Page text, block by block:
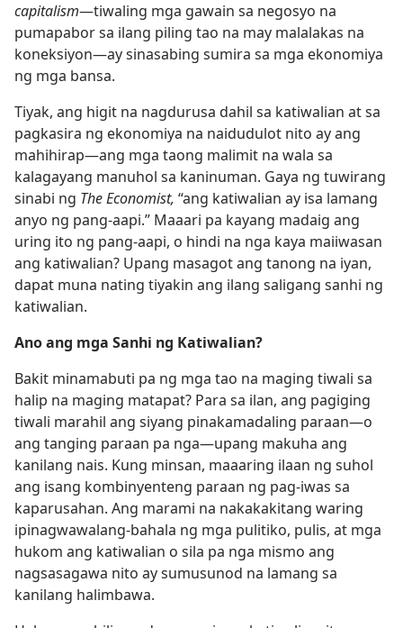
capitalism​—tiwaling mga gawain sa negosyo na
pumapabor sa ilang piling tao na may malalakas na
koneksiyon​—ay sinasabing sumira sa mga ekonomiya
ng mga bansa.
Tiyak, ang higit na nagdurusa dahil sa katiwalian at sa
pagkasira ng ekonomiya na naidudulot nito ay ang
mahihirap​—ang mga taong malimit na wala sa
kalagayang manuhol sa kaninuman. Gaya ng tuwirang
sinabi ng The Economist, “ang katiwalian ay isa lamang
anyo ng pang-aapi.” Maaari pa kayang madaig ang
uring ito ng pang-aapi, o hindi na nga kaya maiiwasan
ang katiwalian? Upang masagot ang tanong na iyan,
dapat muna nating tiyakin ang ilang saligang sanhi ng
katiwalian.
Ano ang mga Sanhi ng Katiwalian?
Bakit minamabuti pa ng mga tao na maging tiwali sa
halip na maging matapat? Para sa ilan, ang pagiging
tiwali marahil ang siyang pinakamadaling paraan​—o
ang tanging paraan pa nga​—upang makuha ang
kanilang nais. Kung minsan, maaaring ilaan ng suhol
ang isang kombinyenteng paraan ng pag-iwas sa
kaparusahan. Ang marami na nakakakitang waring
ipinagwawalang-bahala ng mga pulitiko, pulis, at mga
hukom ang katiwalian o sila pa nga mismo ang
nagsasagawa nito ay sumusunod na lamang sa
kanilang halimbawa.